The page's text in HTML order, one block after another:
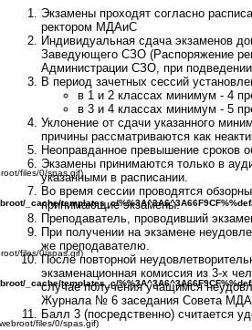
Экзамены проходят согласно
ректором МДАиС
Индивидуальная сдача экзаменов
Заведующего СЗО (Распоряжение
Администрации СЗО, при
В период зачетных сессий
в 1 и 2 классах минимум - 4
в 3 и 4 классах минимум - 5
Уклонение от сдачи указанного
причины рассматриваются как
Неоправданное превышение сроков
Экзамены принимаются только в
указанными в расписании.
Во время сессии проводятся
принимающие экзамены.
Преподаватель, проводивший
При получении на экзамене
же преподавателю.
После повторной
экзаменационная комиссия из 3-х
случае получения учащимся
Журнала № 6 заседания Совета
Балл 3 (посредственно) считается
files/0/spas.gif)
_cache/templates_c/
files/0/spas.gif)
_cache/templates_c/
files/0/spas.gif)